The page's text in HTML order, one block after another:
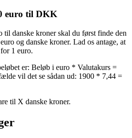
euro til DKK
til danske kroner skal du først finde den
og danske kroner. Lad os antage, at
1 euro.
er: Beløb i euro * Valutakurs =
vil det se sådan ud: 1900 * 7,44 =
til X danske kroner.